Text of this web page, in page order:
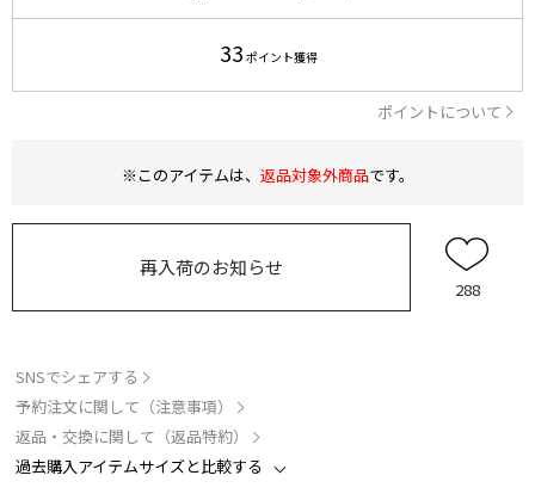
33 ポイント獲得
ポイントについて
※このアイテムは、 返品対象外商品です。
再入荷のお知らせ
288
SNSでシェアする
予約注文に関して（注意事項）
返品・交換に関して（返品特約）
過去購入アイテムサイズと比較する